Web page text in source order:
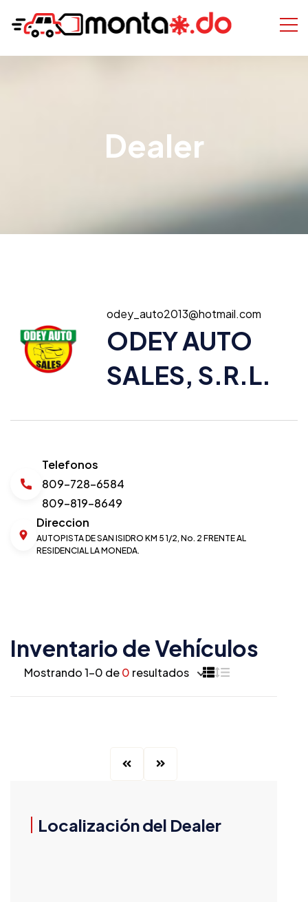
Dealer
odey_auto2013@hotmail.com
ODEY AUTO
SALES, S.R.L.
Telefonos
809-728-6584
809-819-8649
Direccion
AUTOPISTA DE SAN ISIDRO KM 5 1/2, No. 2 FRENTE AL
RESIDENCIAL LA MONEDA.
Inventario de Vehículos
Mostrando 1–0 de0 resultados
Localización del Dealer